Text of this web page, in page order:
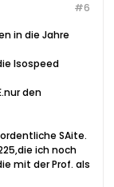
#6
in die Jahre
Isospeed
den
SAite.
ich noch
mit der Prof. als